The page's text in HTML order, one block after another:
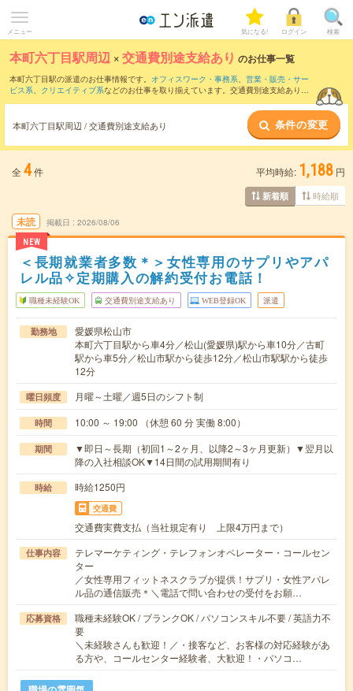
メニュー 気になる! ログイン 検索
本町六丁目駅周辺 ×交通費別途支給あり のお仕事一覧
本町六丁目駅の派遣のお仕事情報です。 オフィスワーク・事務系、 営業・販売・サー
ビス系、 クリエイティブ系などのお仕事を取り揃えています。交通費別途支給ありの
本町六丁目駅周辺 / 交通費別途支給あり 条件の変更
全 4件 平均時給: 1,188 円
新着順 時給順
未読
NEW
掲載日 2026/08/06
＜長期就業者多数＊＞女性専用のサプリやアパ
レル品✧定期購入の解約受付お電話！
職種未経験OK 交通費別途支給あり WEB登録OK 派遣
勤務地
愛媛県松山市
本町六丁目駅から車4分／松山(愛媛県)駅から車10分／古町
駅から車5分／松山市駅から徒歩12分／松山市駅駅から徒歩
12分
曜日頻度 月曜～土曜／週5日のシフト制
時間 10:00 ～ 19:00 （休憩 60 分 実働 8:00）
期間
▼即日～長期（初回1～2ヶ月、以降2～3ヶ月更新）▼翌月以
降の入社相談OK▼14日間の試用期間有り
時給 時給1250円
交通費
交通費実費支払（当社規定有り 上限4万円まで）
仕事内容
テレマーケティング・テレフォンオペレーター・コールセン
ター
／女性専用フィットネスクラブが提供！サプリ・女性アパレ
ル品の通信販売＊＼電話で問い合わせの受付をお願…
応募資格
職種未経験OK / ブランクOK / パソコンスキル不要 / 英語力不
要
＼未経験さんも歓迎！／・接客など、お客様の対応経験があ
る方や、コールセンター経験者、大歓迎！・パソコ…